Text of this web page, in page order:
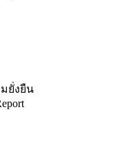
ยั่งยืน